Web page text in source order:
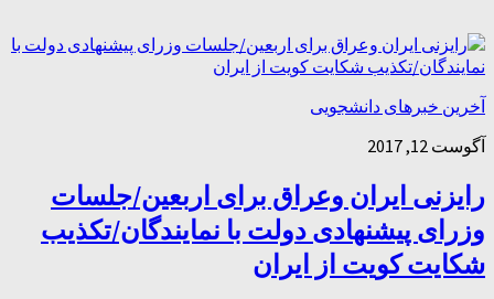
آخرین خبرهای دانشجویی
آگوست 12, 2017
رایزنی ایران وعراق برای اربعین/جلسات
وزرای پیشنهادی دولت با نمایندگان/تکذیب
شکایت کویت از ایران